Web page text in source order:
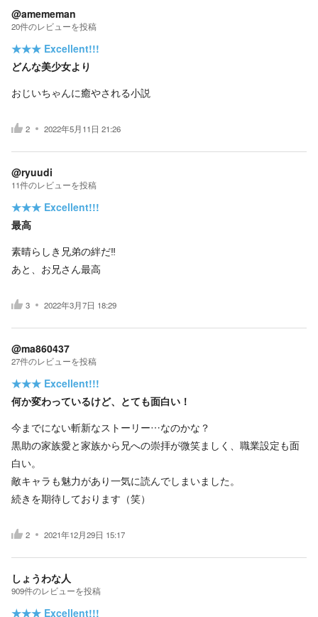
@amememan
20件のレビューを投稿
★★★ Excellent!!!
どんな美少女より
おじいちゃんに癒やされる小説
2 2022年5月11日 21:26
@ryuudi
11件のレビューを投稿
★★★ Excellent!!!
最高
素晴らしき兄弟の絆だ‼️
あと、お兄さん最高
3 2022年3月7日 18:29
@ma860437
27件のレビューを投稿
★★★ Excellent!!!
何か変わっているけど、とても面白い！
今までにない斬新なストーリー…なのかな？
黒助の家族愛と家族から兄への崇拝が微笑ましく、職業設定も面
白い。
敵キャラも魅力があり一気に読んでしまいました。
続きを期待しております（笑）
2 2021年12月29日 15:17
しょうわな人
909件のレビューを投稿
★★★ Excellent!!!